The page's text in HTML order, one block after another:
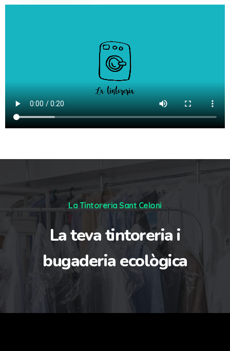
La Tintoreria Sant Celoni
La teva tintoreria i
bugaderia ecològica